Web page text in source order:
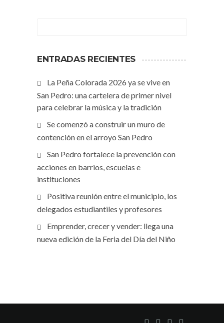
ENTRADAS RECIENTES
La Peña Colorada 2026 ya se vive en
San Pedro: una cartelera de primer nivel
para celebrar la música y la tradición
Se comenzó a construir un muro de
contención en el arroyo San Pedro
San Pedro fortalece la prevención con
acciones en barrios, escuelas e
instituciones
Positiva reunión entre el municipio, los
delegados estudiantiles y profesores
Emprender, crecer y vender: llega una
nueva edición de la Feria del Día del Niño